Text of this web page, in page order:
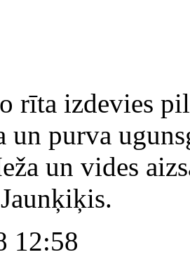
rīta izdevies
un purva
un vides
12:58